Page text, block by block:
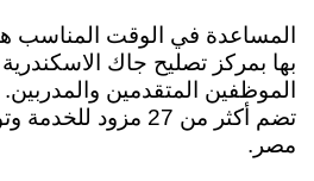
المساعدة في الوقت المناسب
بها بمركز تصليح جاك
الموظفين المتقدمين
تضم أكثر من 27 مزود
مصر.